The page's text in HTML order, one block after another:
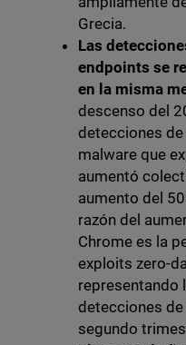
Grecia.
Las
endpoints se
en la misma
descenso del
detecciones de
malware que
aumentó
aumento del
razón del
Chrome es la
exploits zero-
representando
detecciones de
segundo